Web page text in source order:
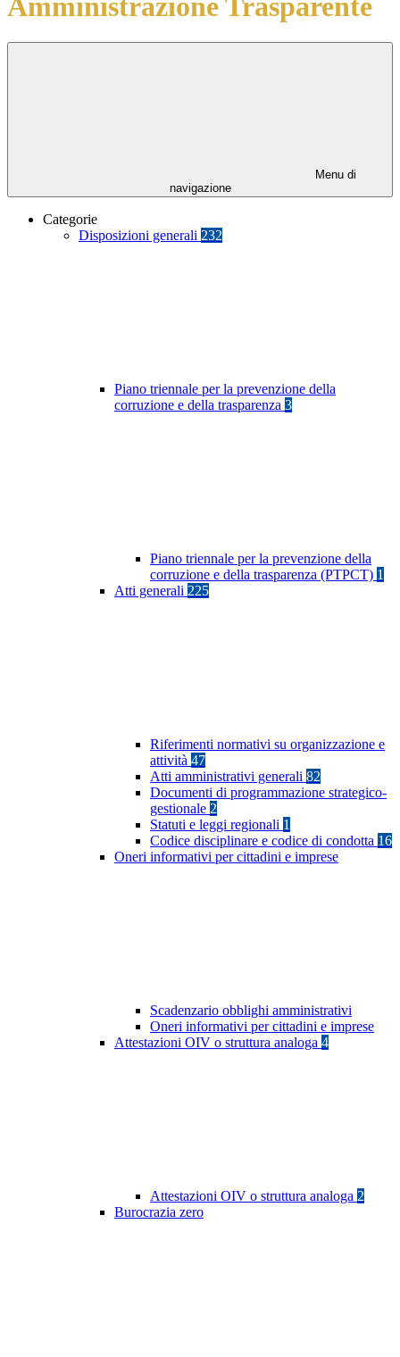
Menu di
navigazione
Categorie
Disposizioni generali 232
Piano triennale per la prevenzione della
corruzione e della trasparenza 3
Piano triennale per la prevenzione della
corruzione e della trasparenza (PTPCT) 1
Atti generali 225
Riferimenti normativi su organizzazione e
attività 47
Atti amministrativi generali 82
Documenti di programmazione strategico-
gestionale 2
Statuti e leggi regionali 1
Codice disciplinare e codice di condotta 16
Oneri informativi per cittadini e imprese
Scadenzario obblighi amministrativi
Oneri informativi per cittadini e imprese
Attestazioni OIV o struttura analoga 4
Attestazioni OIV o struttura analoga 2
Burocrazia zero